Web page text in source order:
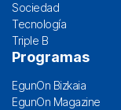
Sociedad
Tecnología
Triple B
Programas
EgunOn Bizkaia
EgunOn Magazine